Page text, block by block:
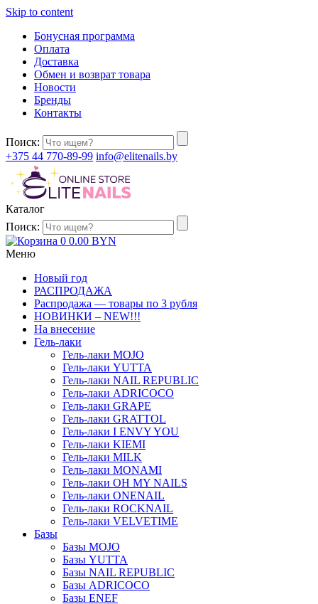
Skip to content
Бонусная программа
Оплата
Доставка
Обмен и возврат товара
Новости
Бренды
Контакты
Поиск:
+375 44 770-89-99 info@elitenails.by
Каталог
Поиск:
0 0.00 BYN
Меню
Новый год
РАСПРОДАЖА
Распродажа — товары по 3 рубля
НОВИНКИ – NEW!!!
На внесение
Гель-лаки
Гель-лаки MOJO
Гель-лаки YUTTA
Гель-лаки NAIL REPUBLIC
Гель-лаки ADRICOCO
Гель-лаки GRAPE
Гель-лаки GRATTOL
Гель-лаки I ENVY YOU
Гель-лаки KIEMI
Гель-лаки MILK
Гель-лаки MONAMI
Гель-лаки OH MY NAILS
Гель-лаки ONENAIL
Гель-лаки ROCKNAIL
Гель-лаки VELVETIME
Базы
Базы MOJO
Базы YUTTA
Базы NAIL REPUBLIC
Базы ADRICOCO
Базы ENEF